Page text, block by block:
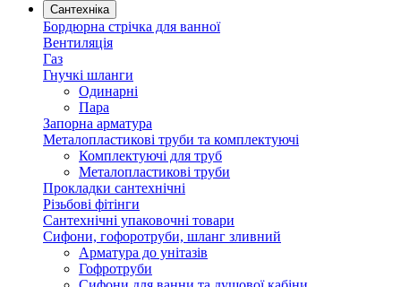
Сантехніка
Бордюрна стрічка для ванної
Вентиляція
Газ
Гнучкі шланги
Одинарні
Пара
Запорна арматура
Металопластикові труби та комплектуючі
Комплектуючі для труб
Металопластикові труби
Прокладки сантехнічні
Різьбові фітінги
Сантехнічні упаковочні товари
Сифони, гофоротруби, шланг зливний
Арматура до унітазів
Гофротруби